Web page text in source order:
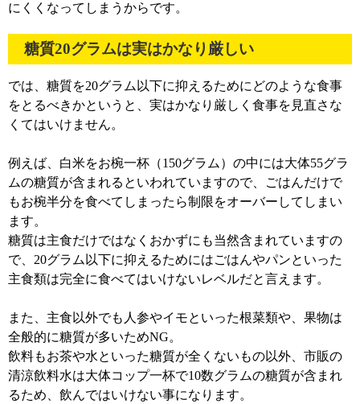
にくくなってしまうからです。
糖質20グラムは実はかなり厳しい
では、糖質を20グラム以下に抑えるためにどのような食事
をとるべきかというと、実はかなり厳しく食事を見直さな
くてはいけません。
例えば、白米をお椀一杯（150グラム）の中には大体55グラ
ムの糖質が含まれるといわれていますので、ごはんだけで
もお椀半分を食べてしまったら制限をオーバーしてしまい
ます。
糖質は主食だけではなくおかずにも当然含まれていますの
で、20グラム以下に抑えるためにはごはんやパンといった
主食類は完全に食べてはいけないレベルだと言えます。
また、主食以外でも人参やイモといった根菜類や、果物は
全般的に糖質が多いためNG。
飲料もお茶や水といった糖質が全くないもの以外、市販の
清涼飲料水は大体コップ一杯で10数グラムの糖質が含まれ
るため、飲んではいけない事になります。